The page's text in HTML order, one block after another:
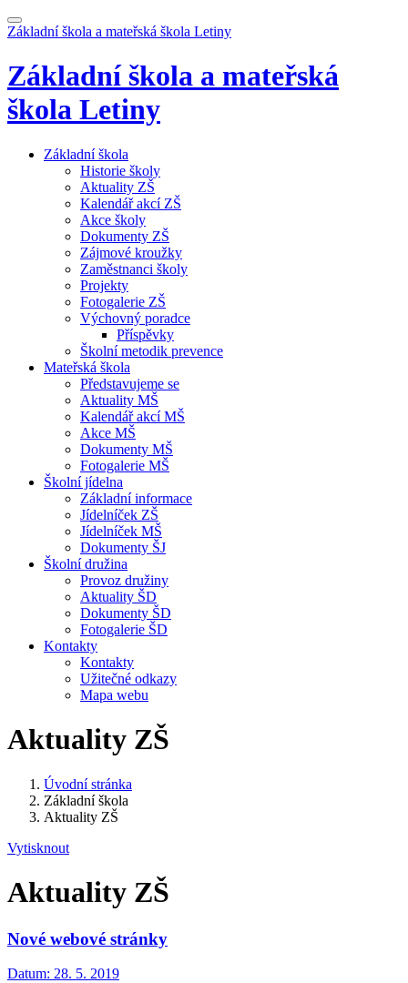
Základní škola a mateřská škola Letiny
Základní škola a mateřská
škola Letiny
Základní škola
Historie školy
Aktuality ZŠ
Kalendář akcí ZŠ
Akce školy
Dokumenty ZŠ
Zájmové kroužky
Zaměstnanci školy
Projekty
Fotogalerie ZŠ
Výchovný poradce
Příspěvky
Školní metodik prevence
Mateřská škola
Představujeme se
Aktuality MŠ
Kalendář akcí MŠ
Akce MŠ
Dokumenty MŠ
Fotogalerie MŠ
Školní jídelna
Základní informace
Jídelníček ZŠ
Jídelníček MŠ
Dokumenty ŠJ
Školní družina
Provoz družiny
Aktuality ŠD
Dokumenty ŠD
Fotogalerie ŠD
Kontakty
Kontakty
Užitečné odkazy
Mapa webu
Aktuality ZŠ
Úvodní stránka
Základní škola
Aktuality ZŠ
Vytisknout
Aktuality ZŠ
Nové webové stránky
Datum: 28. 5. 2019